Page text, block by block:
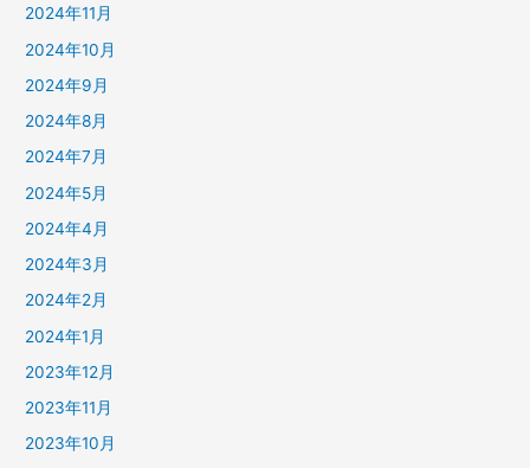
2024年11月
2024年10月
2024年9月
2024年8月
2024年7月
2024年5月
2024年4月
2024年3月
2024年2月
2024年1月
2023年12月
2023年11月
2023年10月